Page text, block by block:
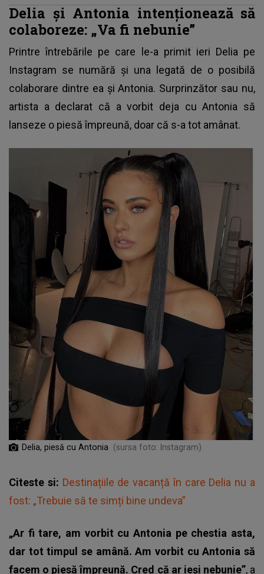
Delia și Antonia intenționează să
colaboreze: „Va fi nebunie”
Printre întrebările pe care le-a primit ieri Delia pe
Instagram se numără și una legată de o posibilă
colaborare dintre ea și Antonia. Surprinzător sau nu,
artista a declarat că a vorbit deja cu Antonia să
lanseze o piesă împreună, doar că s-a tot amânat.
Delia, piesă cu Antonia (sursa foto: Instagram)
Citeste si: Destinațiile de vacanță în care Delia nu a
fost: „Trebuie să te simți bine undeva”
„Ar fi tare, am vorbit cu Antonia pe chestia asta,
dar tot timpul se amână. Am vorbit cu Antonia să
facem o piesă împreună. Cred că ar ieși nebunie”, a